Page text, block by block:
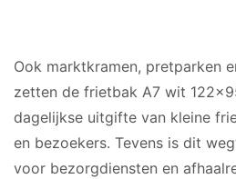
Ook marktkramen, pretparken
zetten de frietbak A7 wit
dagelijkse uitgifte van kleine
en bezoekers. Tevens is dit
voor bezorgdiensten en